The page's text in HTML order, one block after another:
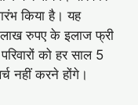
किया है। यह
लाख रुपए के इलाज फ्री
को हर साल 5
नहीं करने होंगे।